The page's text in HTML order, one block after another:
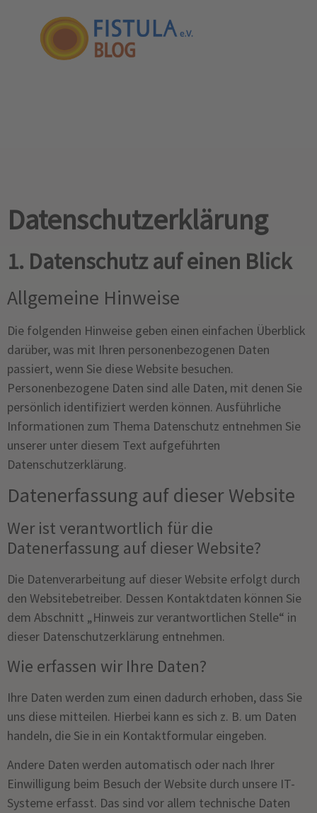
Datenschutz­erklärung
1. Datenschutz auf einen Blick
Allgemeine Hinweise
Die folgenden Hinweise geben einen einfachen Überblick
darüber, was mit Ihren personenbezogenen Daten
passiert, wenn Sie diese Website besuchen.
Personenbezogene Daten sind alle Daten, mit denen Sie
persönlich identifiziert werden können. Ausführliche
Informationen zum Thema Datenschutz entnehmen Sie
unserer unter diesem Text aufgeführten
Datenschutzerklärung.
Datenerfassung auf dieser Website
Wer ist verantwortlich für die
Datenerfassung auf dieser Website?
Die Datenverarbeitung auf dieser Website erfolgt durch
den Websitebetreiber. Dessen Kontaktdaten können Sie
dem Abschnitt „Hinweis zur verantwortlichen Stelle“ in
dieser Datenschutzerklärung entnehmen.
Wie erfassen wir Ihre Daten?
Ihre Daten werden zum einen dadurch erhoben, dass Sie
uns diese mitteilen. Hierbei kann es sich z. B. um Daten
handeln, die Sie in ein Kontaktformular eingeben.
Andere Daten werden automatisch oder nach Ihrer
Einwilligung beim Besuch der Website durch unsere IT-
Systeme erfasst. Das sind vor allem technische Daten